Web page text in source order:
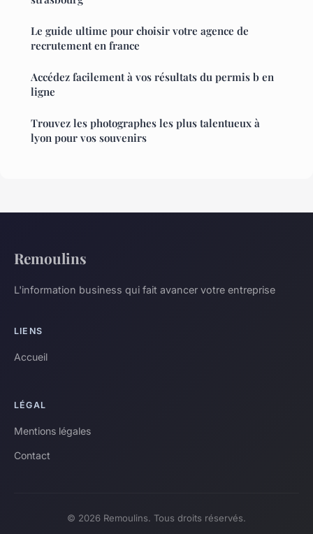
Le guide ultime pour choisir votre agence de
recrutement en france
Accédez facilement à vos résultats du permis b en
ligne
Trouvez les photographes les plus talentueux à
lyon pour vos souvenirs
Remoulins
L'information business qui fait avancer votre entreprise
LIENS
Accueil
LÉGAL
Mentions légales
Contact
© 2026 Remoulins. Tous droits réservés.